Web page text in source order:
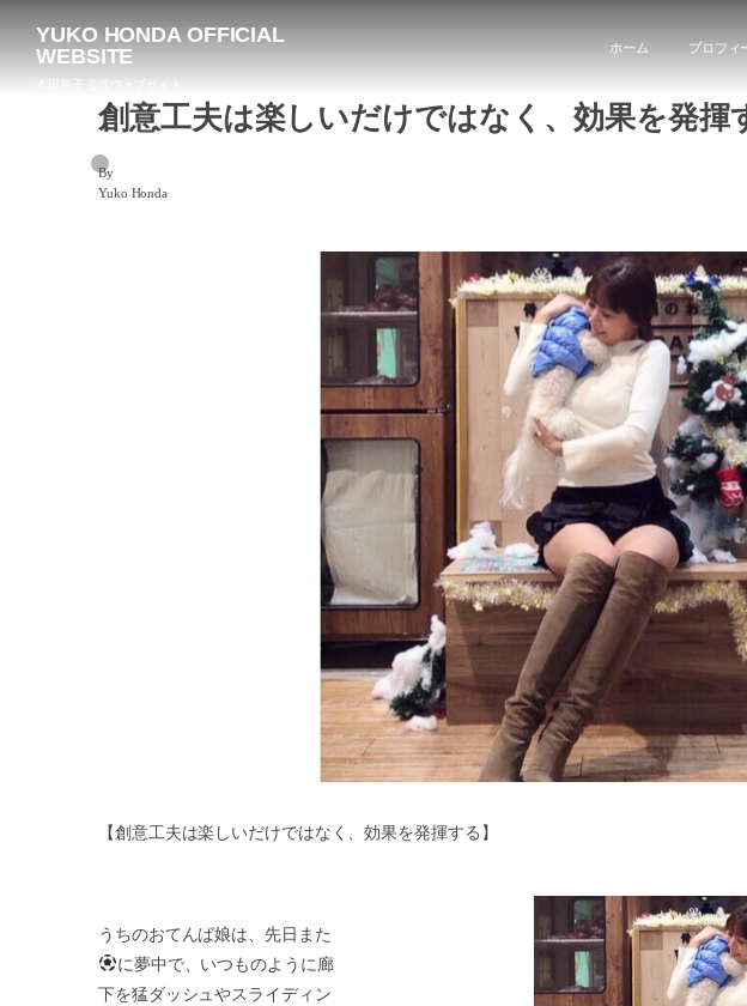
YUKO HONDA OFFICIAL
WEBSITE
ホーム プロフィ
創意工夫は楽しいだけではなく、効果を発揮
By
Yuko Honda
【創意工夫は楽しいだけではなく、効果を発揮する】
うちのおてんば娘は、先日また
に夢中で、いつものように廊
下を猛ダッシュやスライディン